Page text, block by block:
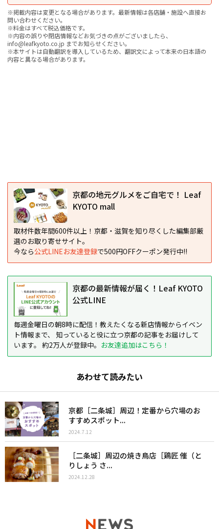
※掲載内容は変更となる場合があります。最新情報は各店舗・施設へ直接お
問い合わせください。
※料金はすべて税込価格です。
※内容の誤りや閉店情報などお気づきの点がございましたら、
info@leafkyoto.co.jp までお知らせください。
※本サイトは自動翻訳を導入しているため、翻訳文によって本来の日本語の
内容と異なる場合があります。
京都の地元グルメをご自宅で！ Leaf
KYOTO mall
取材件数年間600件以上！京都・滋賀を知り尽くした編集部厳
選のお取り寄せサイト。
今なら公式LINEお友達登録で500円OFFクーポン発行中!!
京都の最新情報が届く！Leaf KYOTO
公式LINE
毎週金曜日の朝8時に配信！教えたくなる新店情報からイベン
ト情報まで、 知っていると役に立つ京都の記事をお届けして
います。 約2万人が登録中。 お友達追加はこちら！
あわせて読みたい
京都［二条城］周辺！定番から穴場のお
すすめスポット...
2024.7.12
［二条城］周辺の焼き鳥店［鶏匠 催（と
りしょう さ...
2024.12.28